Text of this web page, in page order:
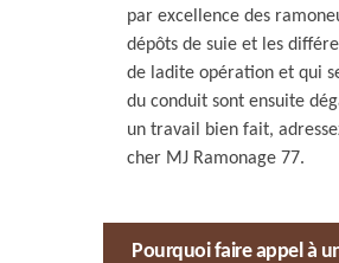
par excellence des
dépôts de suie et les
de ladite opération et qui
du conduit sont ensuite
un travail bien fait,
cher MJ Ramonage 77.
Pourquoi faire appel à